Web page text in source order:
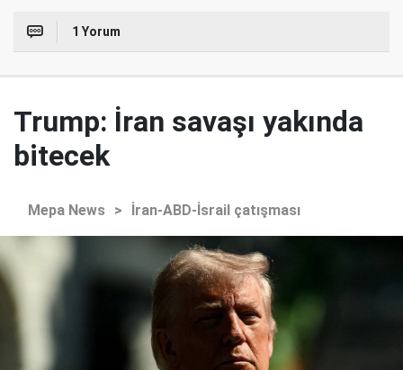
1 Yorum
Trump: İran savaşı yakında
bitecek
Mepa News > İran-ABD-İsrail çatışması